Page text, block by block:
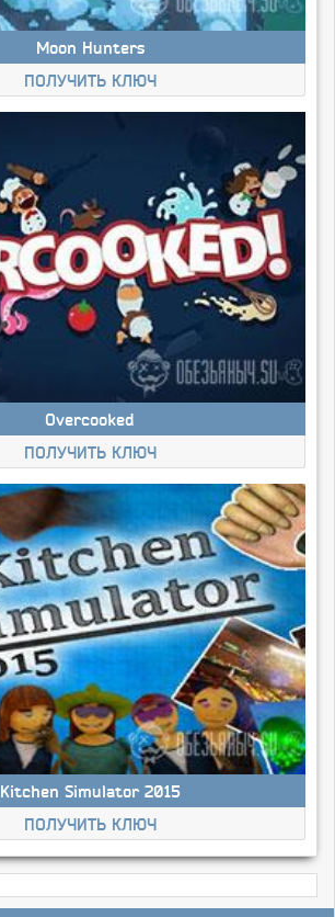
Moon Hunters
ПОЛУЧИТЬ КЛЮЧ
Overcooked
ПОЛУЧИТЬ КЛЮЧ
Kitchen Simulator 2015
ПОЛУЧИТЬ КЛЮЧ